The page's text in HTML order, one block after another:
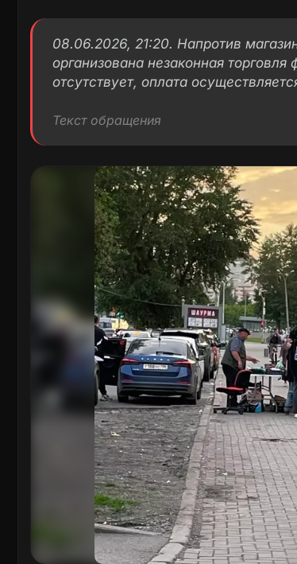
08.06.2026, 21:20. Напротив
организована незаконная
отсутствует, оплата
Текст обращения